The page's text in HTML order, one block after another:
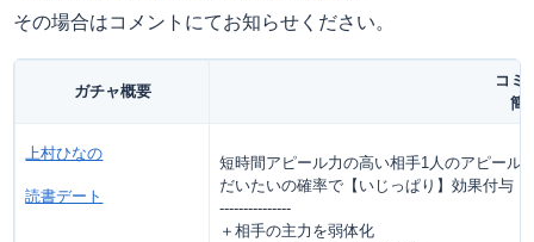
その場合はコメントにてお知らせください。
ガチャ概要
コミ
簡
上村ひなの
読書デート
短時間アピール力の高い相手1人のアピール
だいたいの確率で【いじっぱり】効果付与
---------------
＋相手の主力を弱体化